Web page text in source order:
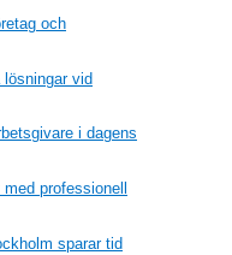
och
lösningar vid
i dagens
professionell
sparar tid